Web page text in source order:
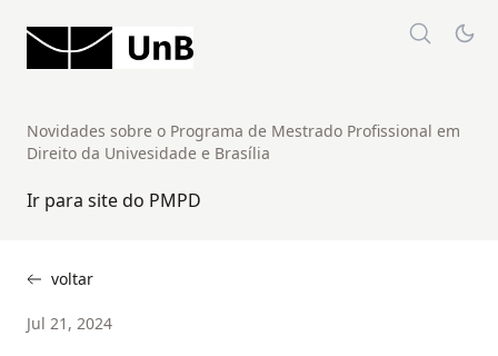
Novidades sobre o Programa de Mestrado Profissional em
Direito da Univesidade e Brasília
Ir para site do PMPD
voltar
Jul 21, 2024